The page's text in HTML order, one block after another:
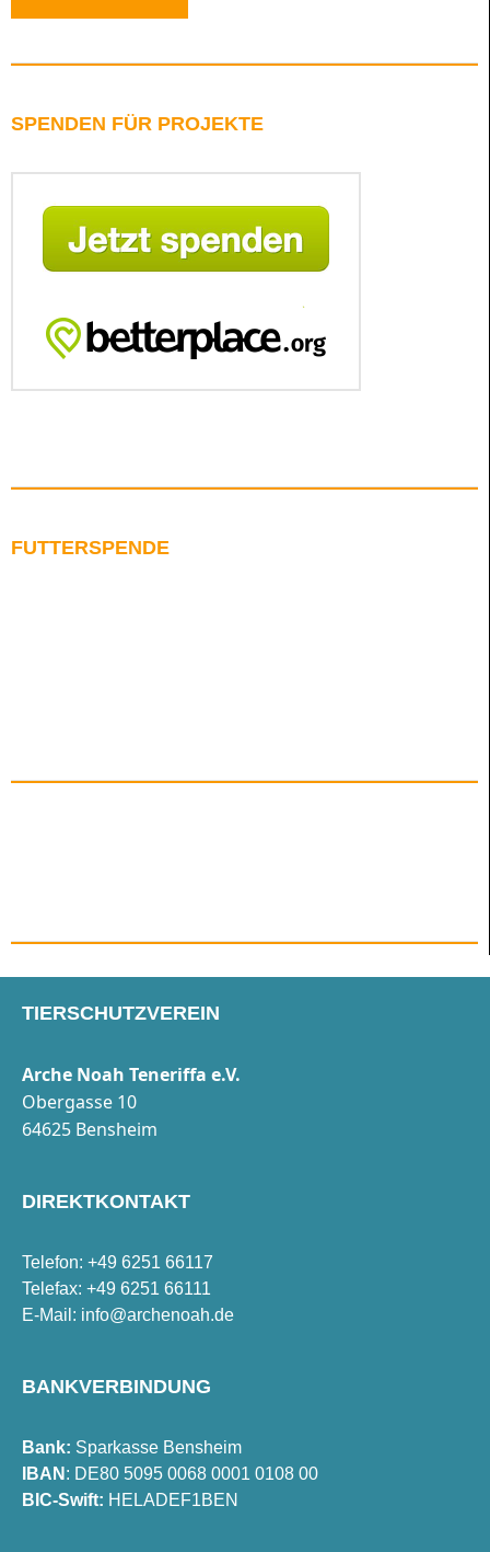
SPENDEN FÜR PROJEKTE
FUTTERSPENDE
TIERSCHUTZVEREIN
Arche Noah Teneriffa e.V.
Obergasse 10
64625 Bensheim
DIREKTKONTAKT
Telefon: +49 6251 66117
Telefax: +49 6251 66111
E-Mail: info@archenoah.de
BANKVERBINDUNG
Bank: Sparkasse Bensheim
IBAN : DE80 5095 0068 0001 0108 00
BIC-Swift: HELADEF1BEN